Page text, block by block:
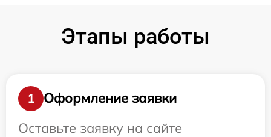
Этапы работы
1
Оформление заявки
Оставьте заявку на сайте